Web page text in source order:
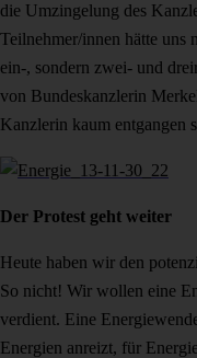
die Umzingelung des
Teilnehmer/innen hätte uns
ein-, sondern zwei- und
von Bundeskanzlerin
Kanzlerin kaum entgangen
Der Protest geht weiter
Heute haben wir den
So nicht! Wir wollen eine
verdient. Eine
Energien anreizt, für